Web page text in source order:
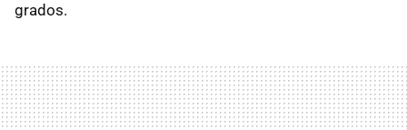
grados.